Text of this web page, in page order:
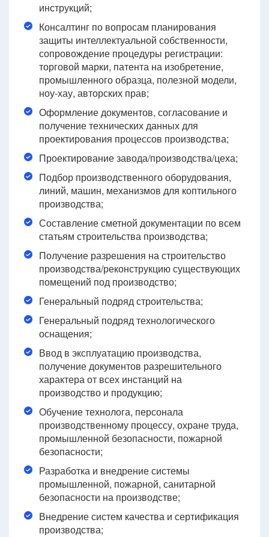
инструкций;
Консалтинг по вопросам планирования
защиты интеллектуальной собственности,
сопровождение процедуры регистрации:
торговой марки, патента на изобретение,
промышленного образца, полезной модели,
ноу-хау, авторских прав;
Оформление документов, согласование и
получение технических данных для
проектирования процессов производства;
Проектирование завода/производства/цеха;
Подбор производственного оборудования,
линий, машин, механизмов для коптильного
производства;
Составление сметной документации по всем
статьям строительства производства;
Получение разрешения на строительство
производства/реконструкцию существующих
помещений под производство;
Генеральный подряд строительства;
Генеральный подряд технологического
оснащения;
Ввод в эксплуатацию производства,
получение документов разрешительного
характера от всех инстанций на
производство и продукцию;
Обучение технолога, персонала
производственному процессу, охране труда,
промышленной безопасности, пожарной
безопасности;
Разработка и внедрение системы
промышленной, пожарной, санитарной
безопасности на производстве;
Внедрение систем качества и сертификация
производства;